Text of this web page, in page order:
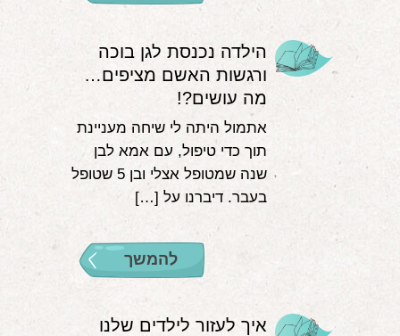
הילדה נכנסת לגן בוכה
ורגשות האשם מציפים…
מה עושים?!
אתמול היתה לי שיחה מעניינת
תוך כדי טיפול, עם אמא לבן
שנה שמטופל אצלי ובן 5 שטופל
בעבר. דיברנו על […]
להמשך
איך לעזור לילדים שלנו